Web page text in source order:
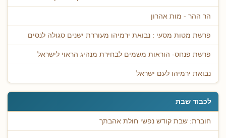
הר ההר - מות אהרון
פרשת מטות מסעי : נבואת ירמיהו מעוררת ישנים סגולה לנסים
פרשת פנחס- הוראות משמים לבחירת מנהיג הראוי לישראל
נבואת ירמיהו לעם ישראל
לכבוד שבת
חוברת: שבת קודש נפשי חולת אהבתך